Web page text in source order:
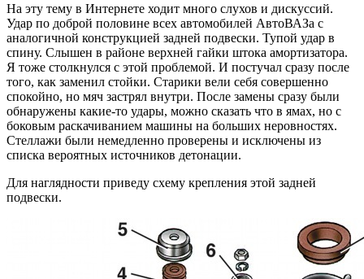
На эту тему в Интернете ходит много слухов и дискуссий.
Удар по доброй половине всех автомобилей АвтоВАЗа с
аналогичной конструкцией задней подвески. Тупой удар в
спину. Слышен в районе верхней гайки штока амортизатора.
Я тоже столкнулся с этой проблемой. И постучал сразу после
того, как заменил стойки. Старики вели себя совершенно
спокойно, но мяч застрял внутри. После замены сразу были
обнаружены какие-то удары, можно сказать что в ямах, но с
боковым раскачиванием машины на больших неровностях.
Стеллажи были немедленно проверены и исключены из
списка вероятных источников детонации.
Для наглядности приведу схему крепления этой задней
подвески.